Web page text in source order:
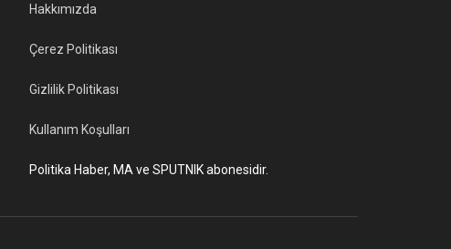
Hakkımızda
Çerez Politikası
Gizlilik Politikası
Kullanım Koşulları
Politika Haber, MA ve SPUTNIK abonesidir.